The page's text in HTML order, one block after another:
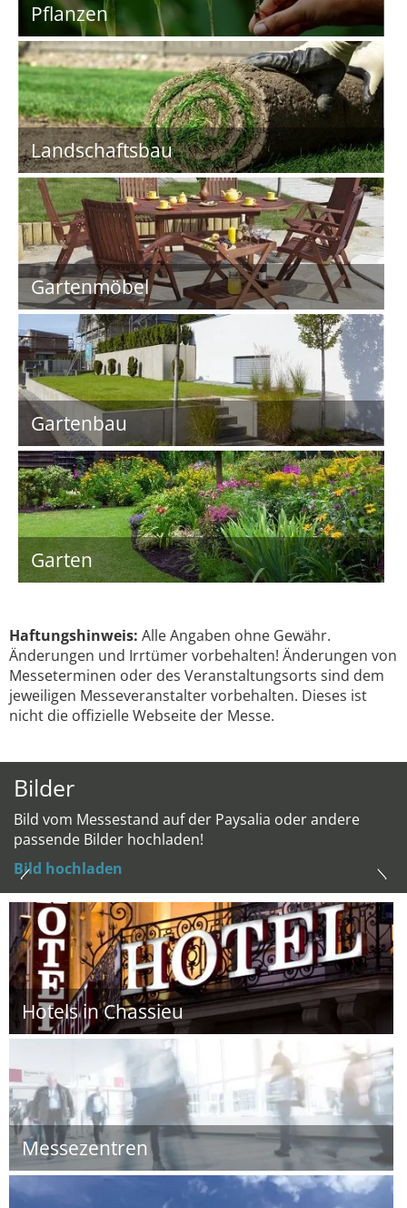
Pflanzen
Landschaftsbau
Gartenmöbel
Gartenbau
Garten
Haftungshinweis: Alle Angaben ohne Gewähr.
Änderungen und Irrtümer vorbehalten! Änderungen von
Messeterminen oder des Veranstaltungsorts sind dem
jeweiligen Messeveranstalter vorbehalten. Dieses ist
nicht die offizielle Webseite der Messe.
Bilder
Bild vom Messestand auf der Paysalia oder andere
passende Bilder hochladen!
Bild hochladen
Hotels in Chassieu
Messezentren